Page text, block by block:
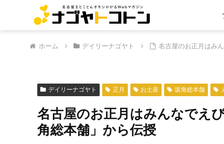
ホーム デイリーナゴヤト 名古屋のお正月はみ
デイリーナゴヤト 正月 お土産 坂角総本舗
名古屋のお正月はみんなでえ
角総本舗」から伝授